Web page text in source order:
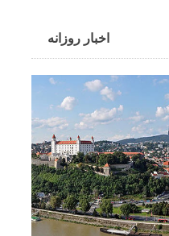
اخبار روزانه